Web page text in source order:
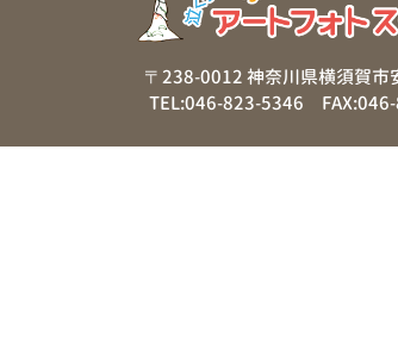
〒238-0012 神奈川県横須賀市
TEL:046-823-5346